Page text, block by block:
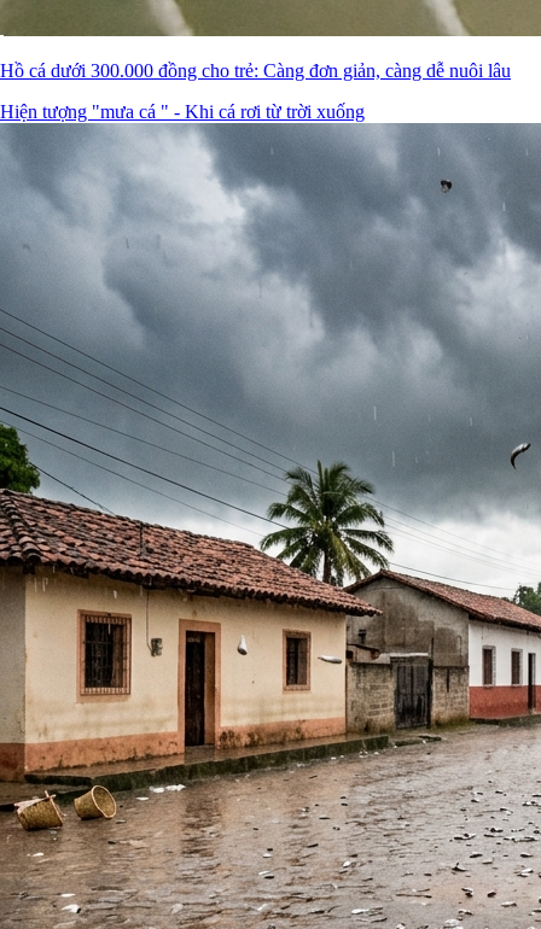
Hồ cá dưới 300.000 đồng cho trẻ: Càng đơn giản, càng dễ nuôi lâu
Hiện tượng "mưa cá " - Khi cá rơi từ trời xuống